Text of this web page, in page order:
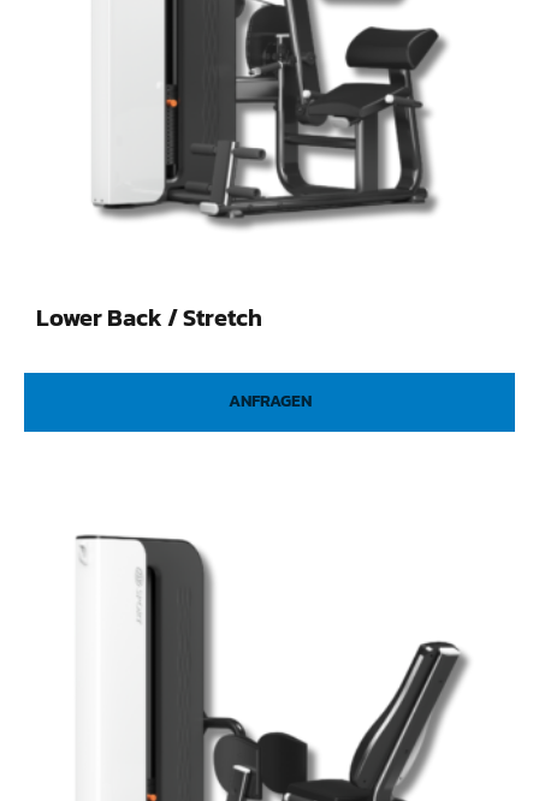
Lower Back / Stretch
ANFRAGEN